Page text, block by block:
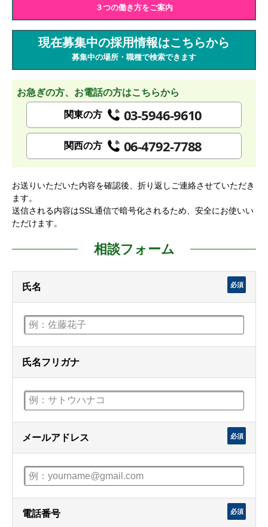
３つの働き方をご案内
現在募集中の採用情報はこちらから
募集中の場所・職種で検索できます
お急ぎの方、お電話の方はこちらから
関東の方 03-5946-9610
関西の方 06-4792-7788
お送りいただいた内容を確認後、折り返しご連絡させていただき
ます。
送信される内容はSSL通信で暗号化されるため、安全にお使いい
ただけます。
相談フォーム
氏名 必須
氏名フリガナ
メールアドレス 必須
電話番号 必須